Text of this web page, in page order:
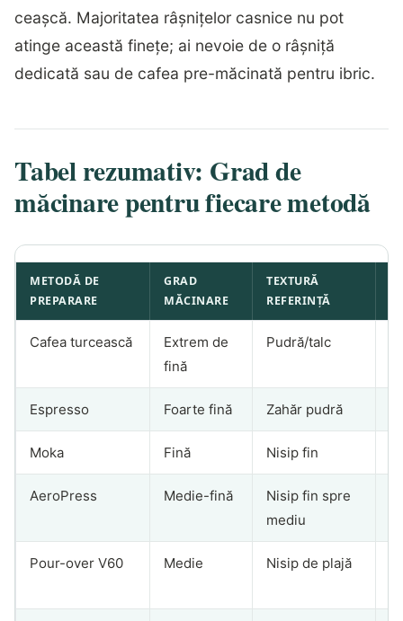
ceașcă. Majoritatea râșnițelor casnice nu pot
atinge această finețe; ai nevoie de o râșniță
dedicată sau de cafea pre-măcinată pentru ibric.
Tabel rezumativ: Grad de
măcinare pentru fiecare metodă
METODĂ DE
PREPARARE
GRAD
MĂCINARE
TEXTURĂ
REFERINȚĂ
Cafea turcească
Extrem de
fină
Pudră/talc
Espresso Foarte fină Zahăr pudră
Moka Fină Nisip fin
AeroPress Medie-fină
Nisip fin spre
mediu
Pour-over V60 Medie Nisip de plajă